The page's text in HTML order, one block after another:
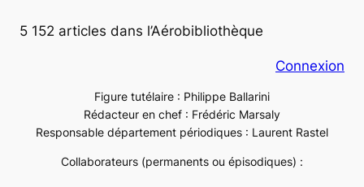
5 152 articles dans l’Aérobibliothèque
Connexion
Figure tutélaire : Philippe Ballarini
Rédacteur en chef : Frédéric Marsaly
Responsable département périodiques : Laurent Rastel
Collaborateurs (permanents ou épisodiques) :